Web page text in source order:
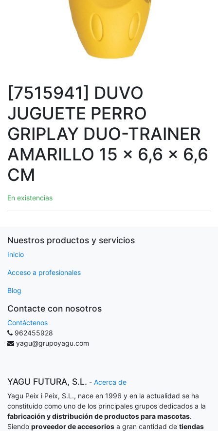
[7515941] DUVO
JUGUETE PERRO
GRIPLAY DUO-TRAINER
AMARILLO 15 x 6,6 x 6,6
CM
En existencias
Nuestros productos y servicios
Inicio
Acceso a profesionales
Blog
Contacte con nosotros
Contáctenos
962455928
yagu@grupoyagu.com
YAGU FUTURA, S.L. - Acerca de
Yagu Peix i Peix, S.L., nace en 1996 y en la actualidad se ha
constituido como uno de los principales grupos dedicados a la
fabricación y distribución de productos para mascotas.
Siendo proveedor de accesorios a gran cantidad de tiendas